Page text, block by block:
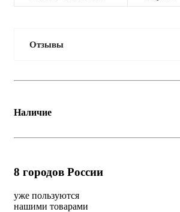
Отзывы
Наличие
8 городов России
уже пользуются
нашими товарами